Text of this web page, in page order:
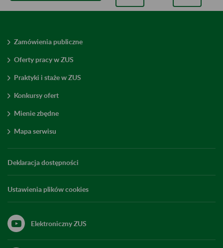
Zamówienia publiczne
Oferty pracy w ZUS
Praktyki i staże w ZUS
Konkursy ofert
Mienie zbędne
Mapa serwisu
Deklaracja dostępności
Ustawienia plików cookies
Elektroniczny ZUS